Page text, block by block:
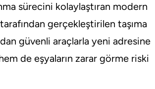
sürecini kolaylaştıran modern
gerçekleştirilen taşıma
güvenli araçlarla yeni adresine
de eşyaların zarar görme riski